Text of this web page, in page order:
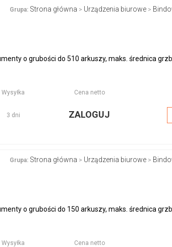
Grupa: Strona główna > Urządzenia biurowe >
o grubości do 510 arkuszy, maks. średnica
Wysyłka Cena netto
3 dni ZALOGUJ
Grupa: Strona główna > Urządzenia biurowe >
o grubości do 150 arkuszy, maks. średnica
Wysyłka Cena netto